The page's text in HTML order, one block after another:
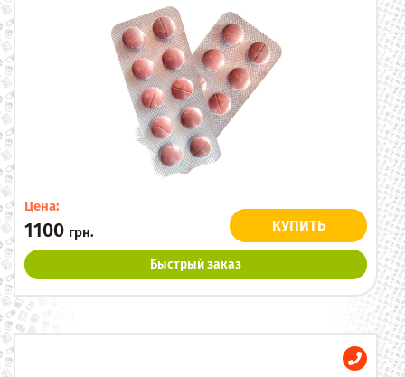
Цена:
1100 грн. КУПИТЬ
Быстрый заказ